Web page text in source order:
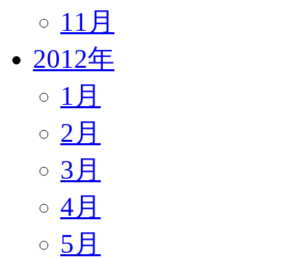
11月
2012年
1月
2月
3月
4月
5月